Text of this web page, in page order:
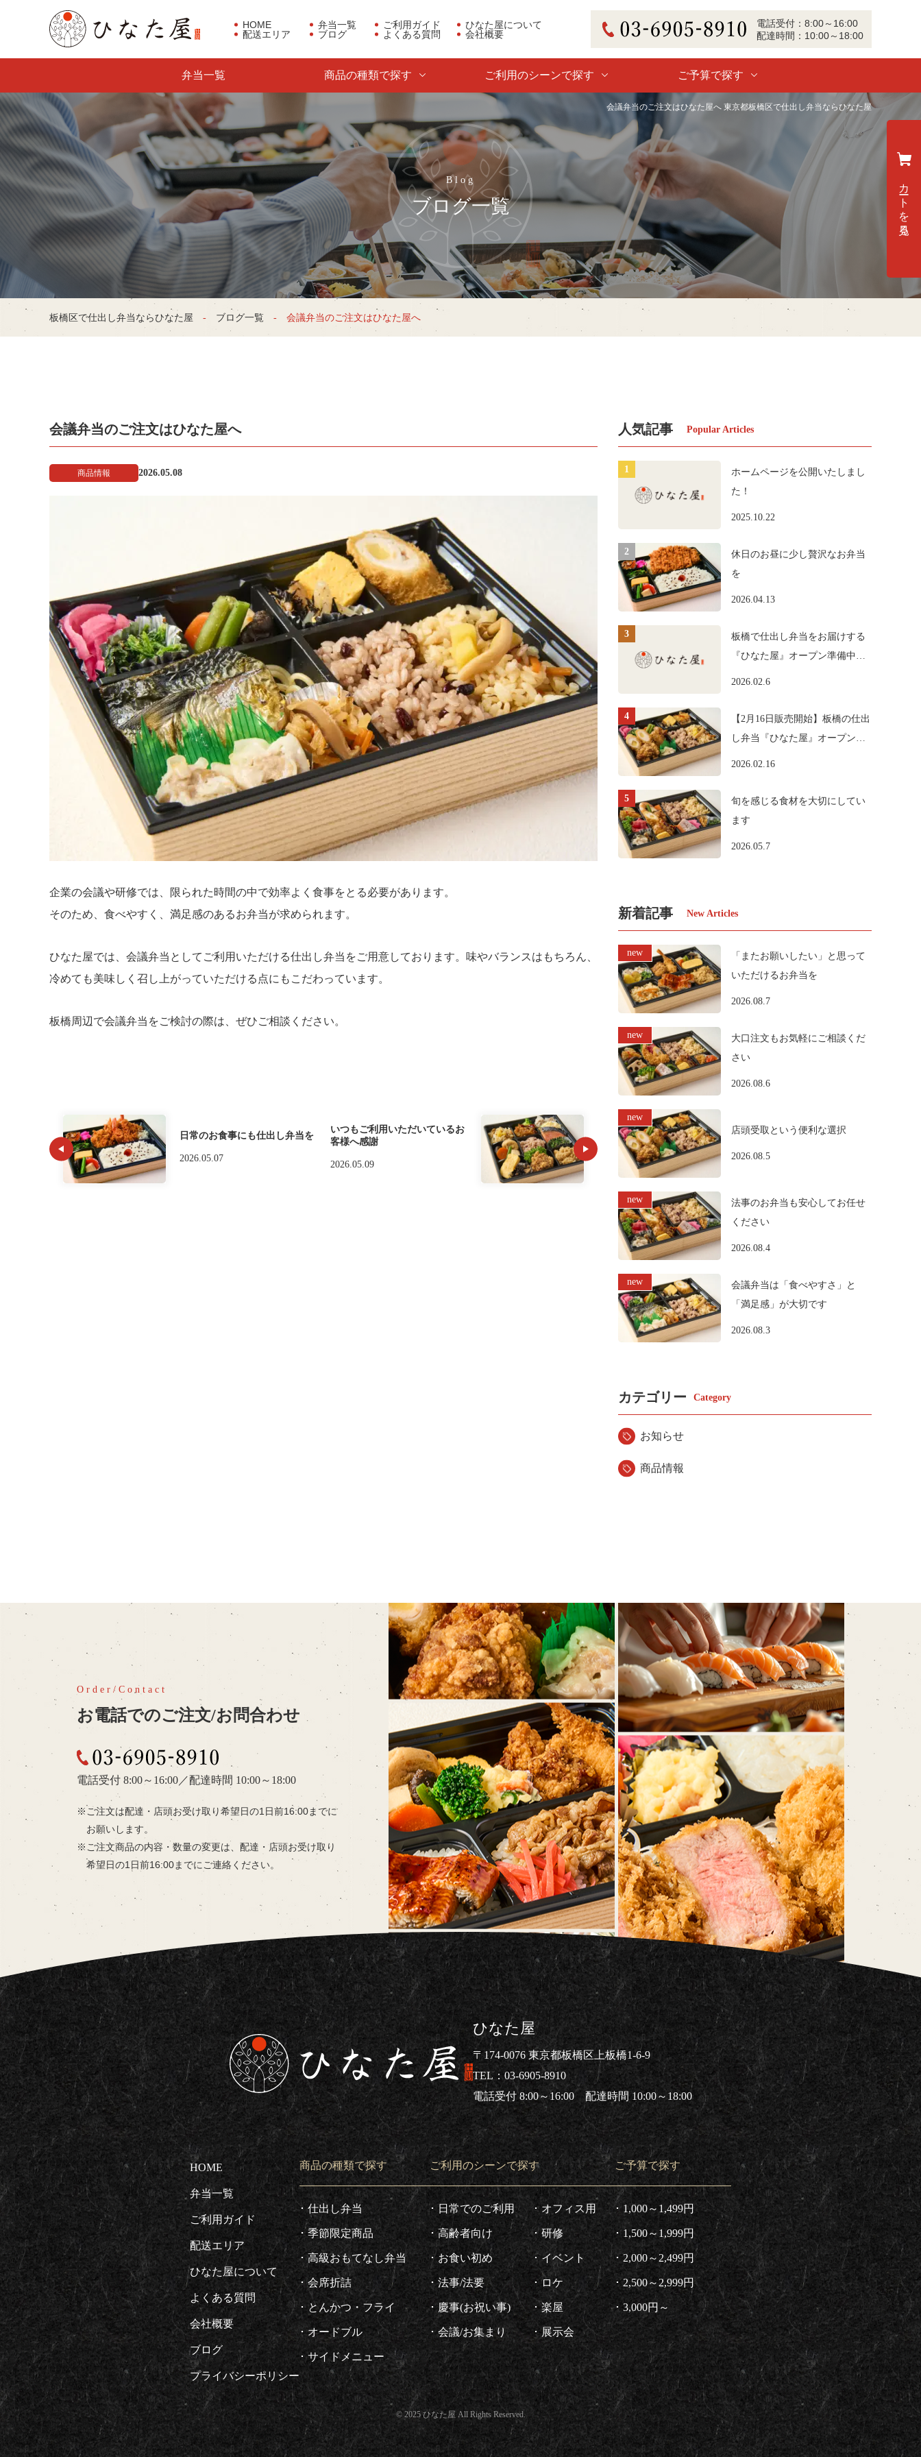
会議弁当のご注文はひなた屋へ 東京都板橋区で仕出し弁当ならひなた屋
東京都板橋区で仕出し弁当な
HOME 弁当一覧 ご利用ガイド
ひなた屋について
配送エリア
ブログ よくある質問 会社概要
03-6905-8910
電話受付 ： 8:00～16:00
配達時間： 10:00～18:00
弁当一覧 商品の種類で探す ご利用のシーンで探す ご予算で探す
ブログ一覧
板橋区で仕出し弁当ならひなた屋 ブログ一覧 会議弁当のご注文はひなた屋へ
会議弁当のご注文はひなた屋へ
商品情報 2026.05.08
企業の会議や研修では、限られた時間の中で効率よく食事をとる必要があります。
そのため、食べやすく、満足感のあるお弁当が求められます。
ひなた屋では、会議弁当としてご利用いただける仕出し弁当をご用意しております。味やバランスはもちろん、
冷めても美味しく召し上がっていただける点にもこだわっています。
板橋周辺で会議弁当をご検討の際は、ぜひご相談ください。
日常のお食事にも仕出し弁当を
2026.05.07
いつもご利用いただいているお
客様へ感謝
2026.05.09
人気記事
ホームページを公開いたしまし
た！
2025.10.22
休日のお昼に少し贅沢なお弁当
を
2026.04.13
板橋で仕出し弁当をお届けする
『ひなた屋』オープン準備中で
2026.02.6
【2月16日販売開始】板橋の仕出
し弁当『ひなた屋』オープンの
2026.02.16
旬を感じる食材を大切にしてい
ます
2026.05.7
新着記事
「またお願いしたい」と思って
いただけるお弁当を
2026.08.7
大口注文もお気軽にご相談くだ
さい
2026.08.6
店頭受取という便利な選択
2026.08.5
法事のお弁当も安心してお任せ
ください
2026.08.4
会議弁当は「食べやすさ」と
「満足感」が大切です
2026.08.3
カテゴリー
お知らせ
商品情報
お電話でのご注文/お問合わせ
03-6905-8910
電話受付 8:00～16:00 ／配達時間 10:00～18:00
ご注文は配達・店頭お受け取り希望日の1日前16:00までに
お願いします。
ご注文商品の内容・数量の変更は、 配達・店頭お受け取り
希望日の1日前16:00までにご連絡ください。
東京都板橋区で仕出し弁当ならひなた屋
ひなた屋
〒174-0076 東京都板橋区上板橋1-6-9
03-6905-8910
電話受付 8:00～16:00 配達時間 10:00～18:00
HOME
弁当一覧
ご利用ガイド
配送エリア
ひなた屋について
よくある質問
会社概要
ブログ
プライバシーポリシー
商品の種類で探す
仕出し弁当
季節限定商品
高級おもてなし弁当
会席折詰
とんかつ・フライ
オードブル
サイドメニュー
ご利用のシーンで探す
日常でのご利用
高齢者向け
お食い初め
法事/法要
慶事(お祝い事)
会議/お集まり
オフィス用
研修
イベント
ロケ
楽屋
展示会
ご予算で探す
1,000～1,499円
1,500～1,999円
2,000～2,499円
2,500～2,999円
3,000円～
© 2025 ひなた屋 All Rights Reserved.
カートを見る